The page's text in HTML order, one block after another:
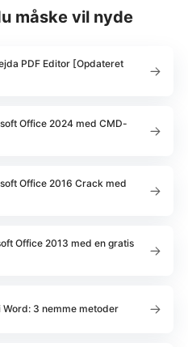
måske vil nyde
PDF Editor [Opdateret
Office 2024 med CMD-
Office 2016 Crack med
Office 2013 med en gratis
3 nemme metoder